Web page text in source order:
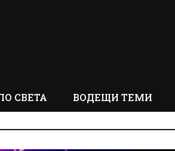
СВЕТА ВОДЕЩИ ТЕМИ